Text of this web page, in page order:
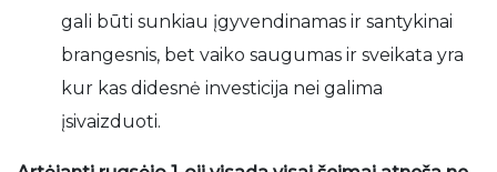
gali būti sunkiau įgyvendinamas ir santykinai
brangesnis, bet vaiko saugumas ir sveikata yra
kur kas didesnė investicija nei galima
įsivaizduoti.